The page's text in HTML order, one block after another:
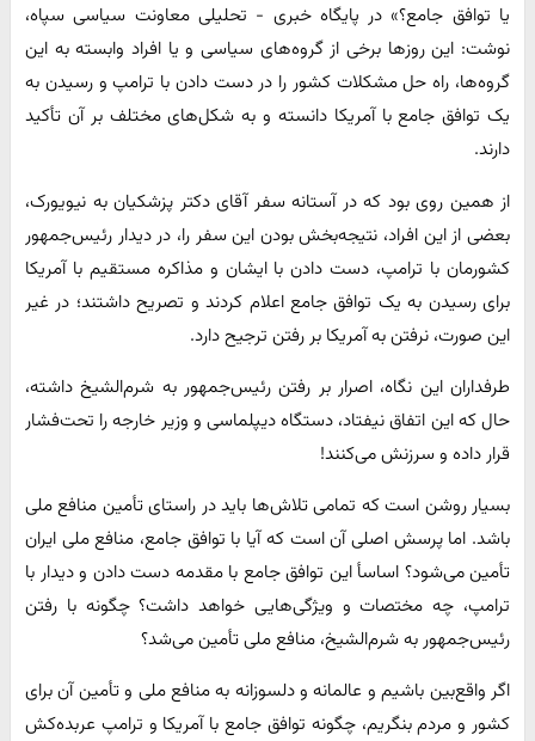
یا توافق جامع؟» در پایگاه خبری - تحلیلی معاونت سیاسی سپاه،
نوشت: این روزها برخی از گروه‌های سیاسی و یا افراد وابسته به این
گروه‌ها، راه حل مشکلات کشور را در دست دادن با ترامپ و رسیدن به
یک توافق جامع با آمریکا دانسته و به شکل‌های مختلف بر آن تأکید
دارند.
از همین روی بود که در آستانه سفر آقای دکتر پزشکیان به نیویورک،
بعضی از این افراد، نتیجه‌بخش بودن این سفر را، در دیدار رئیس‌جمهور
کشورمان با ترامپ، دست دادن با ایشان و مذاکره مستقیم با آمریکا
برای رسیدن به یک توافق جامع اعلام کردند و تصریح داشتند؛ در غیر
این صورت، نرفتن به آمریکا بر رفتن ترجیح دارد.
طرفداران این نگاه، اصرار بر رفتن رئیس‌جمهور به شرم‌الشیخ داشته،
حال که این اتفاق نیفتاد، دستگاه دیپلماسی و وزیر خارجه را تحت‌فشار
قرار داده و سرزنش می‌کنند!
بسیار روشن است که تمامی تلاش‌ها باید در راستای تأمین منافع ملی
باشد. اما پرسش اصلی آن است که آیا با توافق جامع، منافع ملی ایران
تأمین می‌شود؟ اساسأ این توافق جامع با مقدمه دست دادن و دیدار با
ترامپ، چه مختصات و ویژگی‌هایی خواهد داشت؟ چگونه با رفتن
رئیس‌جمهور به شرم‌الشیخ، منافع ملی تأمین می‌شد؟
اگر واقع‌بین باشیم و عالمانه و دلسوزانه به منافع ملی و تأمین آن برای
کشور و مردم بنگریم، چگونه توافق جامع با آمریکا و ترامپ عربده‌کش